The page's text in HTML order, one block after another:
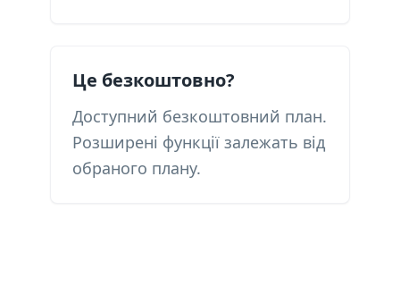
Це безкоштовно?
Доступний безкоштовний план.
Розширені функції залежать від
обраного плану.